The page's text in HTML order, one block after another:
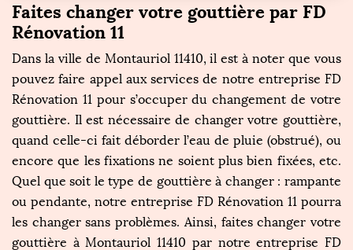
Faites changer votre gouttière par FD
Rénovation 11
Dans la ville de Montauriol 11410, il est à noter que vous
pouvez faire appel aux services de notre entreprise FD
Rénovation 11 pour s’occuper du changement de votre
gouttière. Il est nécessaire de changer votre gouttière,
quand celle-ci fait déborder l’eau de pluie (obstrué), ou
encore que les fixations ne soient plus bien fixées, etc.
Quel que soit le type de gouttière à changer : rampante
ou pendante, notre entreprise FD Rénovation 11 pourra
les changer sans problèmes. Ainsi, faites changer votre
gouttière à Montauriol 11410 par notre entreprise FD